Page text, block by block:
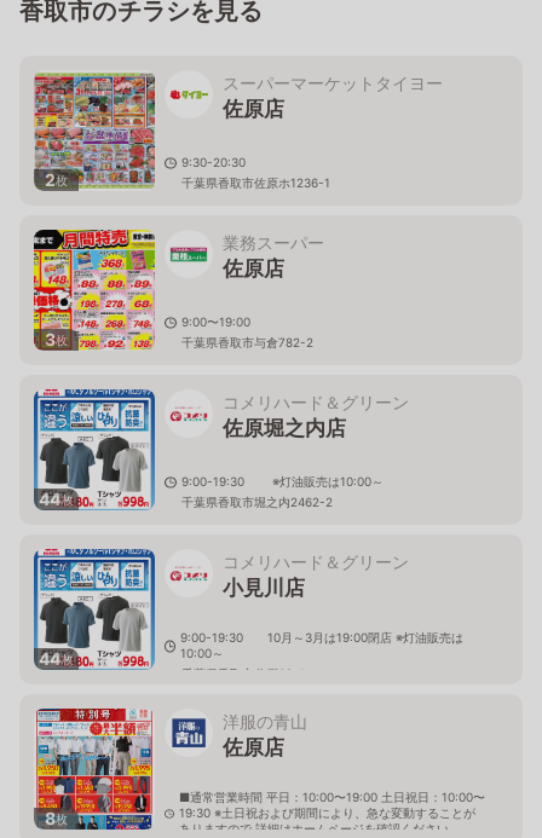
香取市のチラシを見る
2枚
スーパーマーケットタイヨー
佐原店
9:30-20:30
千葉県香取市佐原ホ1236-1
3枚
業務スーパー
佐原店
9:00〜19:00
千葉県香取市与倉782-2
44枚
コメリハード＆グリーン
佐原堀之内店
9:00-19:30 ※灯油販売は10:00～
千葉県香取市堀之内2462-2
44枚
コメリハード＆グリーン
小見川店
9:00-19:30 10月～3月は19:00閉店 ※灯油販売は
10:00～
千葉県香取市分郷62-1
8枚
洋服の青山
佐原店
■通常営業時間 平日：10:00〜19:00 土日祝日：10:00〜
19:30 ※土日祝および期間により、急な変動することが
ありますので 詳細はホームページを確認ください